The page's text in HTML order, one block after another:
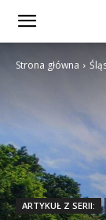
Strona główna
ARTYKUŁ Z SERII: